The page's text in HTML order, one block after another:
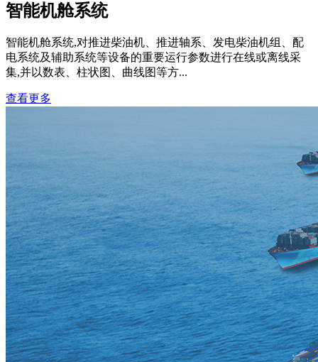
智能机舱系统
智能机舱系统,对推进柴油机、推进轴系、发电柴油机组、配
电系统及辅助系统等设备的重要运行参数进行在线或离线采
集,并以数表、柱状图、曲线图等方...
查看更多